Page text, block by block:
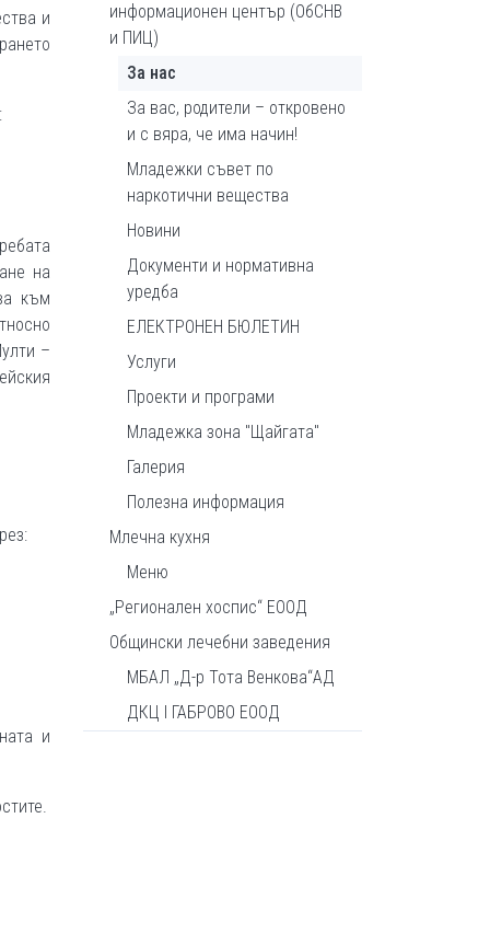
и
на
към
–
и
информационен център (ОбСНВ
и ПИЦ)
За нас
За вас, родители – откровено
и с вяра, че има начин!
Младежки съвет по
наркотични вещества
Новини
Документи и нормативна
уредба
ЕЛЕКТРОНЕН БЮЛЕТИН
Услуги
Проекти и програми
Младежка зона "Щайгата"
Галерия
Полезна информация
Млечна кухня
Меню
„Регионален хоспис“ ЕООД
Общински лечебни заведения
МБАЛ „Д-р Тота Венкова“АД
ДКЦ I ГАБРОВО ЕООД